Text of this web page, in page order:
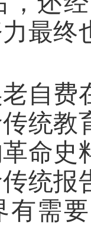
最终
自费
统教
命史
统报
有需